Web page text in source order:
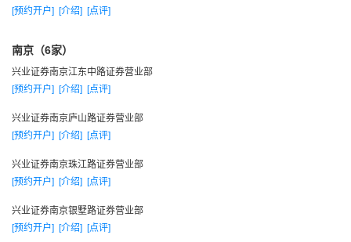
二零零零年
届上市公司发展论坛。与中国人民大学金融与证券研究所联合
举办中国资本市场论坛研讨会。
1月，经中国人民银行批准，公司获准进入金融同业拆借市
场。
1月，经中国证监会批准，北京、武汉营业部获批设立。
3月，中国证监会核准公司增资改制方案及更名，同时核准
公司为综合类证券公司。随后，公司总部迁入福州湖东路99号
标力大厦新址办公。
4月7日至8日，2000年工作会议在福州召开，明确公司二次
[预约开户] [介绍] [点评]
南京（6家）
兴业证券南京江东中路证券营业部
[预约开户] [介绍] [点评]
兴业证券南京庐山路证券营业部
[预约开户] [介绍] [点评]
兴业证券南京珠江路证券营业部
[预约开户] [介绍] [点评]
兴业证券南京银墅路证券营业部
[预约开户] [介绍] [点评]